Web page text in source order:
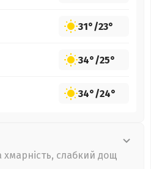
31°/23°
34°/25°
34°/24°
хмарність, слабкий дощ